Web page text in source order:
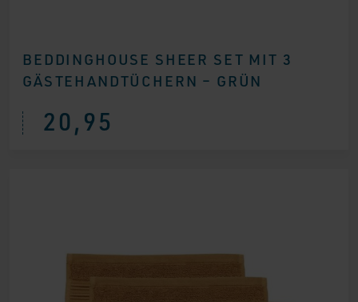
BEDDINGHOUSE SHEER SET MIT 3
GÄSTEHANDTÜCHERN – GRÜN
20,95